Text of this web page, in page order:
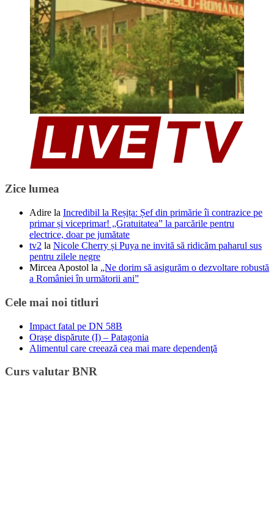
Zice lumea
Adire la Incredibil la Reșița: Șef din primărie îi contrazice pe
primar și viceprimar! „Gratuitatea” la parcările pentru
electrice, doar pe jumătate
tv2 la Nicole Cherry și Puya ne invită să ridicăm paharul sus
pentru zilele negre
Mircea Apostol la „Ne dorim să asigurăm o dezvoltare robustă
a României în următorii ani”
Cele mai noi titluri
Impact fatal pe DN 58B
Oraşe dispărute (I) – Patagonia
Alimentul care creează cea mai mare dependenţă
Curs valutar BNR